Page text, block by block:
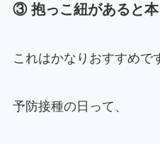
③ 抱っこ紐があると
これはかなりおすすめで
予防接種の日って、